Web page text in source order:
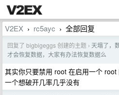
V2EX › rc5ayc › 全部回复
回复了 bigbigeggs 创建的主题 › 天塌了，
才会恢复数据，大家有办法恢复数据么
其实你只要禁用 root 在启用一个
一个想破开几率几乎没有